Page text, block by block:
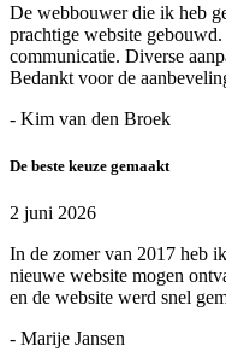
De webbouwer die ik heb
prachtige website
communicatie. Diverse
Bedankt voor de
- Kim van den Broek
De beste keuze gemaakt
2 juni 2026
In de zomer van 2017 heb
nieuwe website mogen
en de website werd snel
- Marije Jansen